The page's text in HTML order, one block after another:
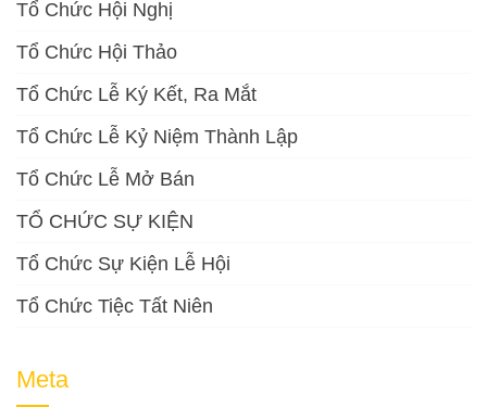
Tổ Chức Hội Nghị
Tổ Chức Hội Thảo
Tổ Chức Lễ Ký Kết, Ra Mắt
Tổ Chức Lễ Kỷ Niệm Thành Lập
Tổ Chức Lễ Mở Bán
TỔ CHỨC SỰ KIỆN
Tổ Chức Sự Kiện Lễ Hội
Tổ Chức Tiệc Tất Niên
Meta